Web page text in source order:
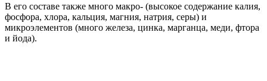
В его составе также много макро- (высокое содержание калия,
фосфора, хлора, кальция, магния, натрия, серы) и
микроэлементов (много железа, цинка, марганца, меди, фтора
и йода).